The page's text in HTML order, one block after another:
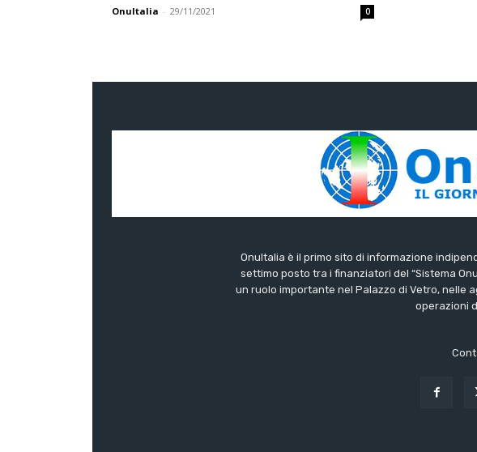
OnuItalia - 29/11/2021 0
OnuItalia è il primo sito di informazione
settimo posto tra i finanziatori del “Sistema
un ruolo importante nel Palazzo di Vetro, nelle
operazioni